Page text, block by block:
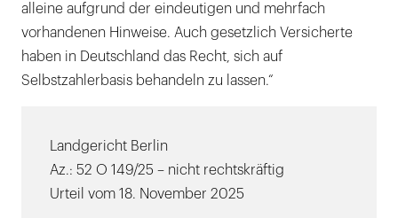
alleine aufgrund der eindeutigen und mehrfach
vorhandenen Hinweise. Auch gesetzlich Versicherte
haben in Deutschland das Recht, sich auf
Selbstzahlerbasis behandeln zu lassen.“
Landgericht Berlin
Az.: 52 O 149/25 – nicht rechtskräftig
Urteil vom 18. November 2025